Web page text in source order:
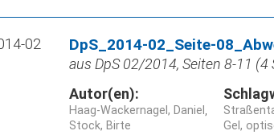
DpS_2014-02_Seite-
aus DpS 02/2014, Seiten 8-11 (4
Autor(en):
Haag-Wackernagel, Daniel
Stock, Birte
Gel,